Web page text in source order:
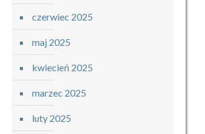
czerwiec 2025
maj 2025
kwiecień 2025
marzec 2025
luty 2025